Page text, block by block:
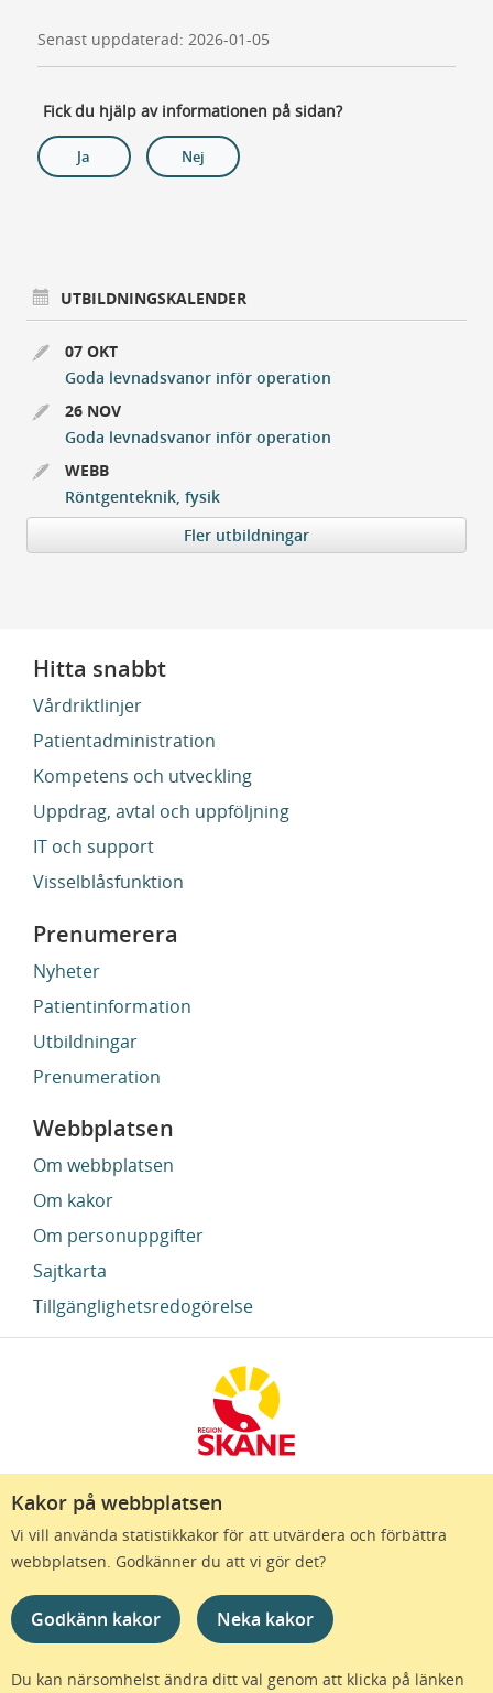
Kakor på webbplatsen
Vi vill använda statistikkakor för att utvärdera och förbättra
webbplatsen. Godkänner du att vi gör det?
Godkänn kakor Neka kakor
Du kan närsomhelst ändra ditt val genom att klicka på länken
Senast uppdaterad: 2026-01-05
Fick du hjälp av informationen på sidan?
Ja Nej
UTBILDNINGSKALENDER
07 OKT
Goda levnadsvanor inför operation
26 NOV
Goda levnadsvanor inför operation
WEBB
Röntgenteknik, fysik
Fler utbildningar
Hitta snabbt
Vårdriktlinjer
Patientadministration
Kompetens och utveckling
Uppdrag, avtal och uppföljning
IT och support
Visselblåsfunktion
Prenumerera
Nyheter
Patientinformation
Utbildningar
Prenumeration
Webbplatsen
Om webbplatsen
Om kakor
Om personuppgifter
Sajtkarta
Tillgänglighetsredogörelse
Region Skåne finns till för att alla som bor i Skåne
ska må bra och känna framtidstro. Genom
gränslösa samarbeten och omtanke skapas de
bästa förutsättningar för ett hälsosamt liv – inom
näringsliv, kollektivtrafik, kultur och hälso- och
sjukvård – i Skåne. Tillsammans gör vi livet mera
möjligt.